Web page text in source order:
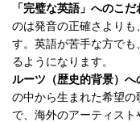
「完璧な英語」へのこ
のは発音の正確さより
す。英語が苦手な方で
るようになります。
ルーツ（歴史的背景）へ
の中から生まれた希望の
で、海外のアーティス